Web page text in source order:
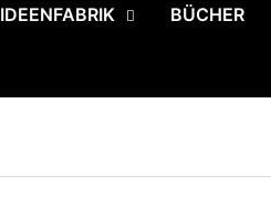
IDEENFABRIK BÜCHER